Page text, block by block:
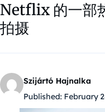
Netflix 的一部
拍摄
Szijártó Hajnalka
Published: February